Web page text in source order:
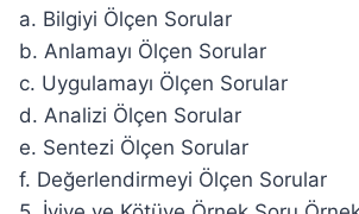
a. Bilgiyi Ölçen Sorular
b. Anlamayı Ölçen Sorular
c. Uygulamayı Ölçen Sorular
d. Analizi Ölçen Sorular
e. Sentezi Ölçen Sorular
f. Değerlendirmeyi Ölçen Sorular